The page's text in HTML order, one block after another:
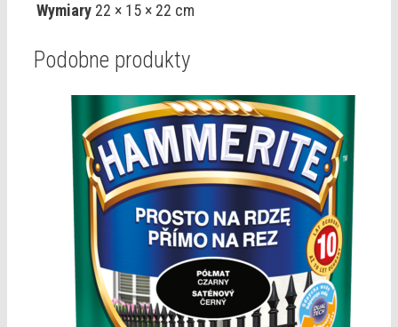
Wymiary 22 × 15 × 22 cm
Podobne produkty